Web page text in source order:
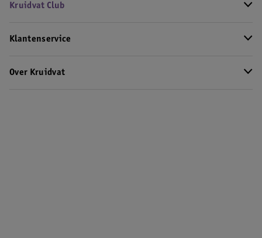
Kruidvat Club
Klantenservice
Over Kruidvat